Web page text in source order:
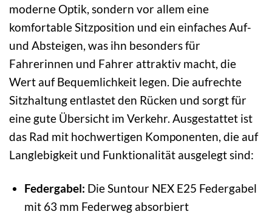
moderne Optik, sondern vor allem eine
komfortable Sitzposition und ein einfaches Auf-
und Absteigen, was ihn besonders für
Fahrerinnen und Fahrer attraktiv macht, die
Wert auf Bequemlichkeit legen. Die aufrechte
Sitzhaltung entlastet den Rücken und sorgt für
eine gute Übersicht im Verkehr. Ausgestattet ist
das Rad mit hochwertigen Komponenten, die auf
Langlebigkeit und Funktionalität ausgelegt sind:
Federgabel: Die Suntour NEX E25 Federgabel
mit 63 mm Federweg absorbiert